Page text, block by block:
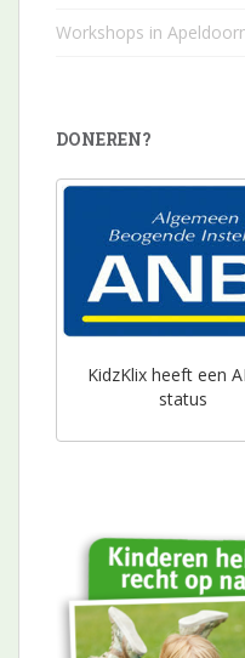
Workshops in
DONEREN?
KidzKlix heeft een
status